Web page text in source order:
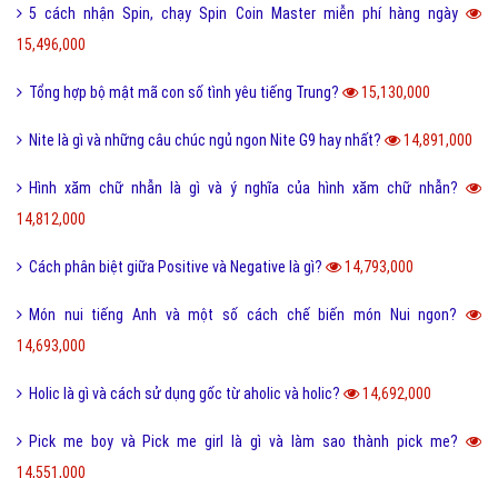
5 cách nhận Spin, chạy Spin Coin Master miễn phí hàng ngày
15,496,000
Tổng hợp bộ mật mã con số tình yêu tiếng Trung? 15,130,000
Nite là gì và những câu chúc ngủ ngon Nite G9 hay nhất? 14,891,000
Hình xăm chữ nhẫn là gì và ý nghĩa của hình xăm chữ nhẫn?
14,812,000
Cách phân biệt giữa Positive và Negative là gì? 14,793,000
Món nui tiếng Anh và một số cách chế biến món Nui ngon?
14,693,000
Holic là gì và cách sử dụng gốc từ aholic và holic? 14,692,000
Pick me boy và Pick me girl là gì và làm sao thành pick me?
14,551,000